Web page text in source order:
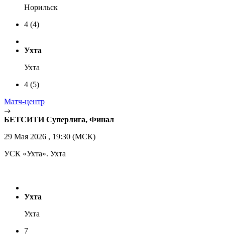
Норильск
4 (4)
Ухта
Ухта
4 (5)
Матч-центр
БЕТСИТИ Суперлига, Финал
29 Мая 2026 , 19:30 (МСК)
УСК «Ухта». Ухта
Ухта
Ухта
7